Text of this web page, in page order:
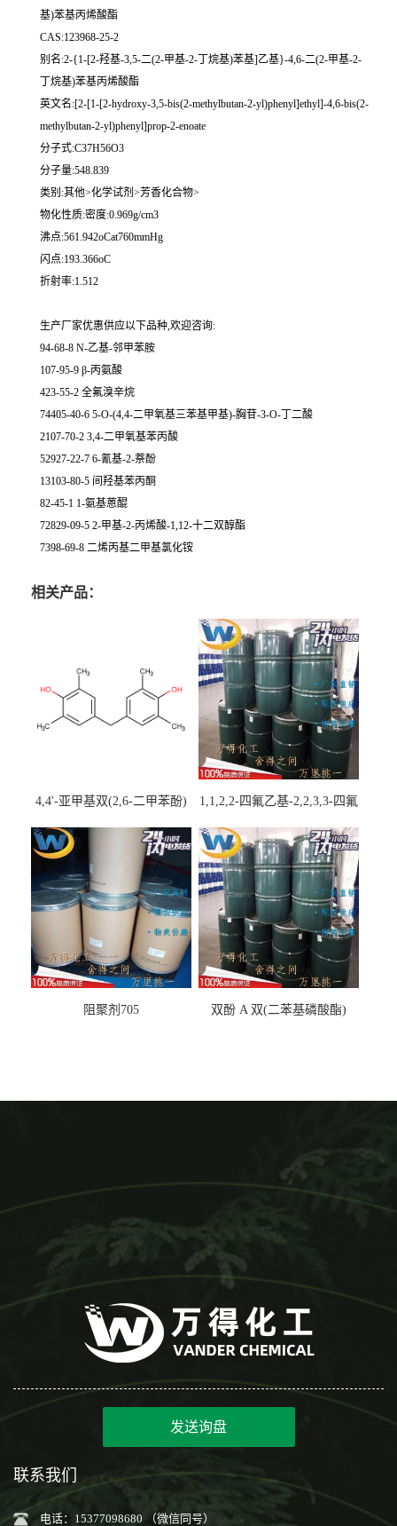
基)苯基丙烯酸酯
CAS:123968-25-2
别名:2-{1-[2-羟基-3,5-二(2-甲基-2-丁烷基)苯基]乙基}-4,6-二(2-甲基-2-
丁烷基)苯基丙烯酸酯
英文名:[2-[1-[2-hydroxy-3,5-bis(2-methylbutan-2-yl)phenyl]ethyl]-4,6-bis(2-
methylbutan-2-yl)phenyl]prop-2-enoate
分子式:C37H56O3
分子量:548.839
类别:其他>化学试剂>芳香化合物>
物化性质:密度:0.969g/cm3
沸点:561.942oCat760mmHg
闪点:193.366oC
折射率:1.512
生产厂家优惠供应以下品种,欢迎咨询:
94-68-8 N-乙基-邻甲苯胺
107-95-9 β-丙氨酸
423-55-2 全氟溴辛烷
74405-40-6 5-O-(4,4-二甲氧基三苯基甲基)-胸苷-3-O-丁二酸
2107-70-2 3,4-二甲氧基苯丙酸
52927-22-7 6-氰基-2-萘酚
13103-80-5 间羟基苯丙酮
82-45-1 1-氨基蒽醌
72829-09-5 2-甲基-2-丙烯酸-1,12-十二双醇酯
7398-69-8 二烯丙基二甲基氯化铵
相关产品：
4,4'-亚甲基双(2,6-二甲苯酚)
1,1,2,2-四氟乙基-2,2,3,3-四氟
阻聚剂705 双酚 A 双(二苯基磷酸酯)
发送询盘
联系我们
电话：15377098680 （微信同号）